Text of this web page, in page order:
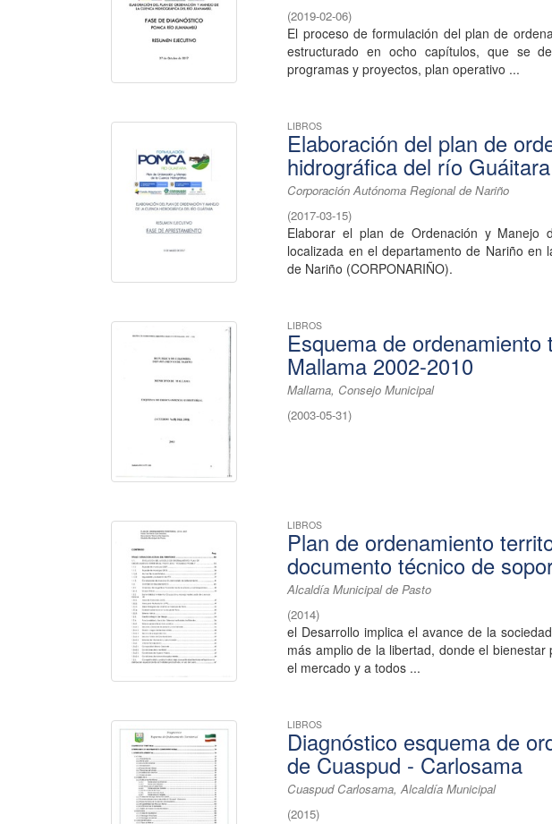
(2019-02-06)
El proceso de formulación del plan de
estructurado en ocho capítulos, que se
programas y proyectos, plan operativo ...
LIBROS
Elaboración del plan de
hidrográfica del río Guáitara
Corporación Autónoma Regional de Nariño
(2017-03-15)
Elaborar el plan de Ordenación y Manejo
localizada en el departamento de Nariño en
de Nariño (CORPONARIÑO).
LIBROS
Esquema de
Mallama 2002-2010
Mallama, Consejo Municipal
(2003-05-31)
LIBROS
Plan de ordenamiento
documento técnico de
Alcaldía Municipal de Pasto
(2014)
el Desarrollo implica el avance de la
más amplio de la libertad, donde el
el mercado y a todos ...
LIBROS
Diagnóstico esquema de
de Cuaspud - Carlosama
Cuaspud Carlosama, Alcaldía Municipal
(2015)